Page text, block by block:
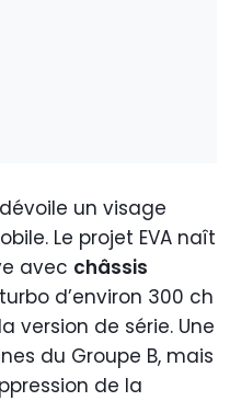
un visage
Le projet EVA naît
avec châssis
d’environ 300 ch
version de série. Une
du Groupe B, mais
de la